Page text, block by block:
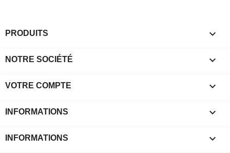
PRODUITS 
NOTRE SOCIÉTÉ 
VOTRE COMPTE 
INFORMATIONS keyboard_arrow_down
INFORMATIONS 